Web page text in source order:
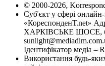
© 2000-2026,
Суб'єкт у сфері
«КореспонденТ.net»
ХАРКІВСЬКЕ ШОСЕ,
Ідентифікатор медіа –
Використання будь-